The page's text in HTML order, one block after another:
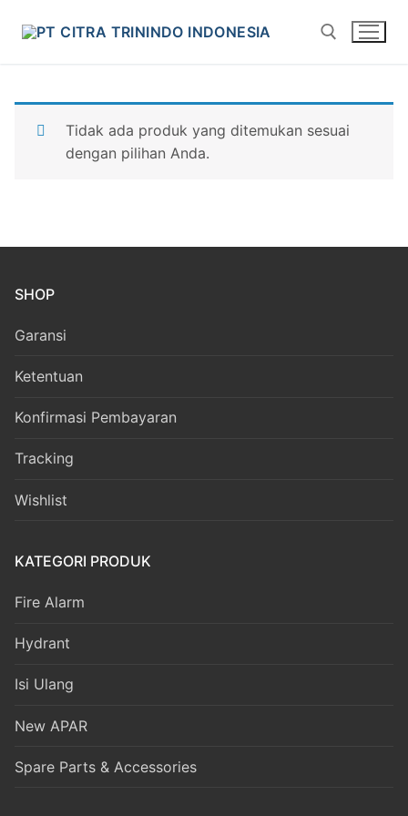
Tidak ada produk yang ditemukan sesuai
dengan pilihan Anda.
SHOP
Garansi
Ketentuan
Konfirmasi Pembayaran
Tracking
Wishlist
KATEGORI PRODUK
Fire Alarm
Hydrant
Isi Ulang
New APAR
Spare Parts & Accessories